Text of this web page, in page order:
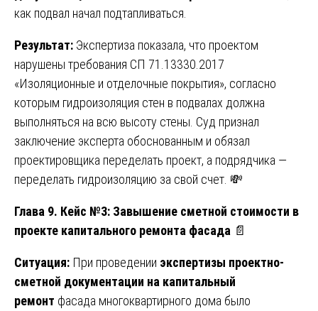
как подвал начал подтапливаться.
Результат: Экспертиза показала, что проектом
нарушены требования СП 71.13330.2017
«Изоляционные и отделочные покрытия», согласно
которым гидроизоляция стен в подвалах должна
выполняться на всю высоту стены. Суд признал
заключение эксперта обоснованным и обязал
проектировщика переделать проект, а подрядчика —
переделать гидроизоляцию за свой счет. 💸
Глава 9. Кейс №3: Завышение сметной стоимости в
проекте капитального ремонта фасада 📄
Ситуация: При проведении экспертизы проектно-
сметной документации на капитальный
ремонт фасада многоквартирного дома было